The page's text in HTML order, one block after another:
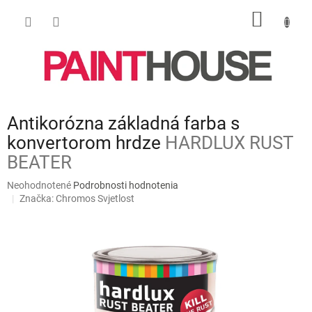
Antikorózna základná farba s
konvertorom hrdze HARDLUX RUST
BEATER
Priemerné
hodnotenie
Neohodnotené Podrobnosti hodnotenia
Značka:Chromos Svjetlost